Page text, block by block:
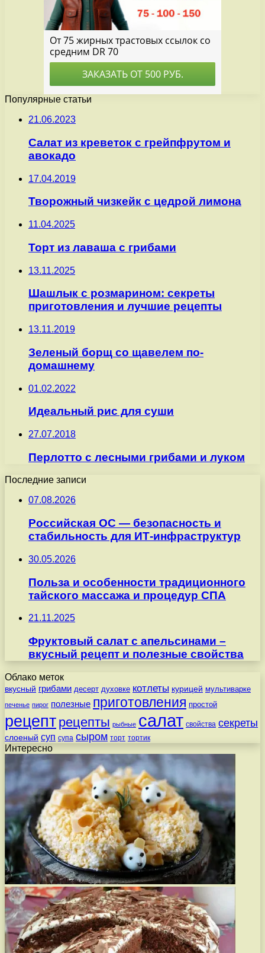
Популярные статьи
21.06.2023
Салат из креветок с грейпфрутом и
авокадо
17.04.2019
Творожный чизкейк с цедрой лимона
11.04.2025
Торт из лаваша с грибами
13.11.2025
Шашлык с розмарином: секреты
приготовления и лучшие рецепты
13.11.2019
Зеленый борщ со щавелем по-
домашнему
01.02.2022
Идеальный рис для суши
27.07.2018
Перлотто с лесными грибами и луком
Последние записи
07.08.2026
Российская ОС — безопасность и
стабильность для ИТ-инфраструктур
30.05.2026
Польза и особенности традиционного
тайского массажа и процедур СПА
21.11.2025
Фруктовый салат с апельсинами –
вкусный рецепт и полезные свойства
Облако меток
вкусный грибами десерт духовке котлеты курицей мультиварке
печенье пирог полезные приготовления простой
рецепт рецепты рыбные салат свойства секреты
слоеный суп супа сыром торт тортик
Интересно